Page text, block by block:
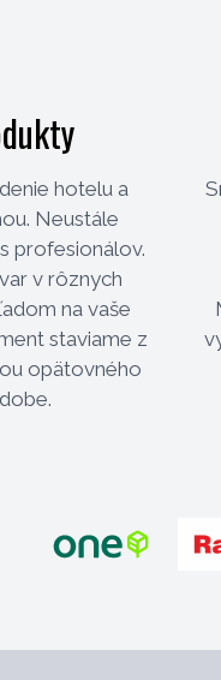
hotelu a
Neustále
profesionálov.
v rôznych
na vaše
staviame z
opätovného